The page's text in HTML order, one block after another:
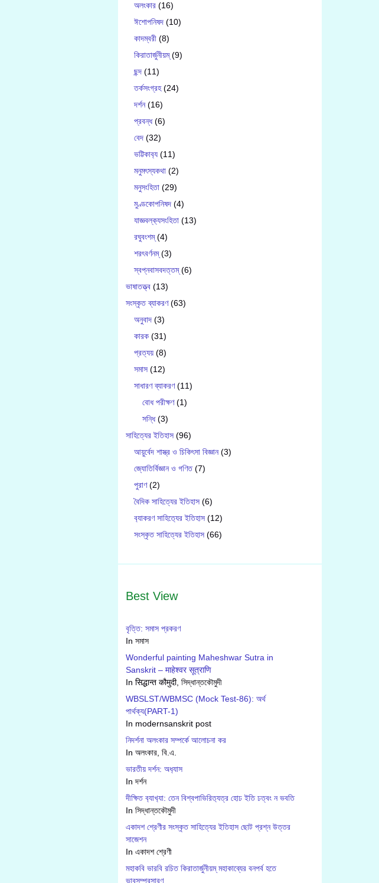
অলংকার (16)
ঈশোপনিষদ (10)
কাদম্বরী (8)
কিরাতার্জুনীয়ম্(9)
ছন্দ (11)
তর্কসংগ্রহ(24)
দর্শন(16)
প্রবন্ধ(6)
বেদ (32)
ভট্টিকাব‍্য (11)
মনুমৎস্যকথা (2)
মনুসংহিতা (29)
মুণ্ডকোপনিষদ (4)
যাজ্ঞবল্ক‍্যসংহিতা (13)
রঘুবংশম্(4)
শরৎবর্ণনম্(3)
স্বপ্নবাসবদত্তম্(6)
ভাষাতত্ত্ব (13)
সংস্কৃত ব্যাকরণ(63)
অনুবাদ (3)
কারক (31)
প্রত্যয় (8)
সমাস (12)
সাধারণ ব্যাকরণ(11)
বোধ পরীক্ষণ(1)
সন্ধি(3)
সাহিত্যের ইতিহাস (96)
আয়ুর্বেদ শাস্ত্র ও চিকিৎসা বিজ্ঞান(3)
জ্যোতির্বিজ্ঞান ও গণিত(7)
পুরাণ(2)
বৈদিক সাহিত্যের ইতিহাস (6)
ব‍্যাকরণ সাহিত‍্যের ইতিহাস (12)
সংস্কৃত সাহিত্যের ইতিহাস (66)
Best View
বৃত্তি: সমাস প্রকরণ
In সমাস
Wonderful painting Maheshwar Sutra in
Sanskrit – माहेश्वर सूत्राणि
In सिद्धान्त कौमुदी, সিদ্ধান্তকৌমুদী
WBSLST/WBMSC (Mock Test-86): অর্থ
পার্থক্য(PART-1)
In modernsanskrit post
নিদর্শনা অলংকার সম্পর্কে আলোচনা কর
In অলংকার, বি.এ.
ভারতীয় দর্শন: অধ‍্যাস
In দর্শন
দীক্ষিত ব‍্যাখ‍্যা: তেন বিশ্বপাভিরিত‍্যত্র হোঢ ইতি ঢত্বং ন ভবতি
In সিদ্ধান্তকৌমুদী
একাদশ শ্রেণীর সংস্কৃত সাহিত্যের ইতিহাস ছোট প্রশ্ন উত্তর
সাজেশন
In একাদশ শ্রেণী
মহাকবি ভারবি রচিত কিরাতার্জুনীয়ম্ মহাকাব্যের বনপর্ব হতে
ভাবসম্প্রসারণ